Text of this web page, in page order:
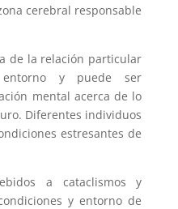
cerebral responsable
de la relación particular
y puede ser
mental acerca de lo
Diferentes individuos
estresantes de
a cataclismos y
y entorno de